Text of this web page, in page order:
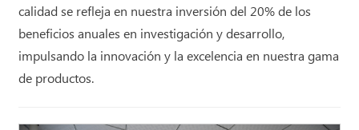
calidad se refleja en nuestra inversión del 20% de los
beneficios anuales en investigación y desarrollo,
impulsando la innovación y la excelencia en nuestra gama
de productos.